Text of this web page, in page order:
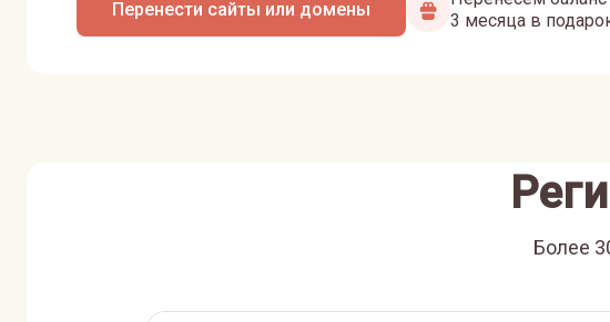
Перенести сайты или домены
3 месяца в
Более